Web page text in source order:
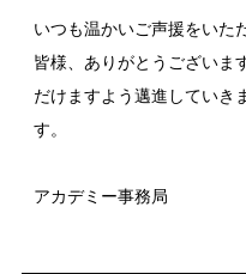
いつも温かいご声援をいた
皆様、ありがとうございま
だけますよう邁進していき
す。
アカデミー事務局